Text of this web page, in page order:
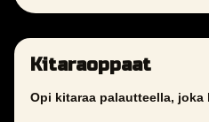
Kitaraoppaat
Opi kitaraa palautteella, joka